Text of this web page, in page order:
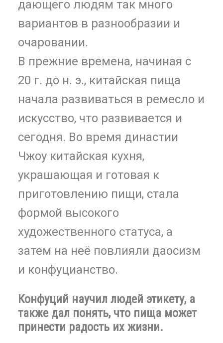
дающего людям так много
вариантов в разнообразии и
очаровании.
В прежние времена, начиная с
20 г. до н. э., китайская пища
начала развиваться в ремесло и
искусство, что развивается и
сегодня. Во время династии
Чжоу китайская кухня,
украшающая и готовая к
приготовлению пищи, стала
формой высокого
художественного статуса, а
затем на неё повлияли даосизм
и конфуцианство.
Конфуций научил людей этикету, а
также дал понять, что пища может
принести радость их жизни.